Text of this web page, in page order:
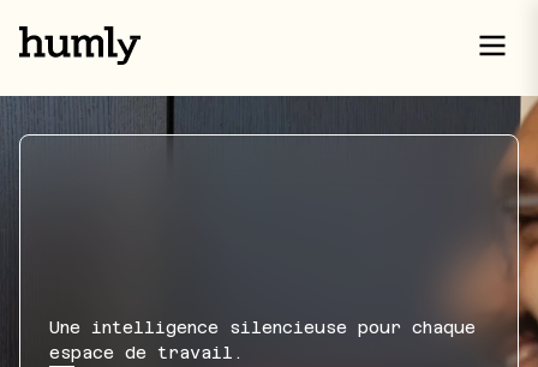
Une intelligence silencieuse pour chaque
espace de travail.